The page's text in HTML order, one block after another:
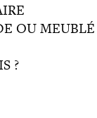
OU MEUBLÉ
?